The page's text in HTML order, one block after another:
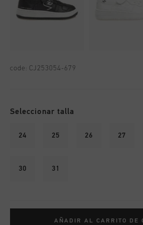
code: CJ253054-679
Seleccionar talla
24 25 26 27
30 31
AÑADIR AL CARRITO DE